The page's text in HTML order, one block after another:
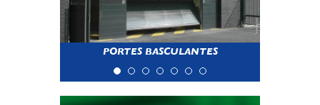
PORTES BASCULANTES